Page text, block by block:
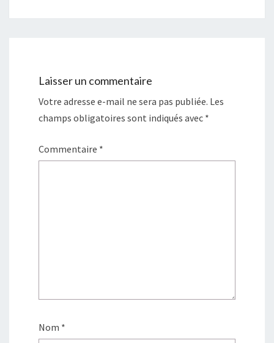
Laisser un commentaire
Votre adresse e-mail ne sera pas publiée. Les
champs obligatoires sont indiqués avec *
Commentaire *
Nom *